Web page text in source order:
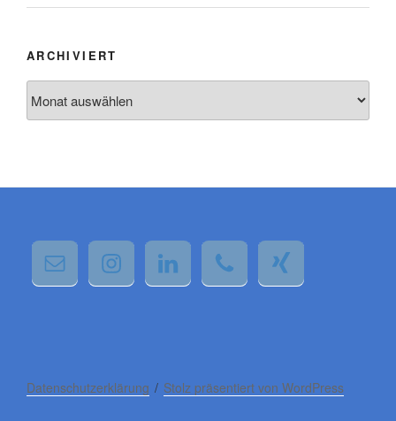
ARCHIVIERT
Datenschutzerklärung Stolz präsentiert von WordPress